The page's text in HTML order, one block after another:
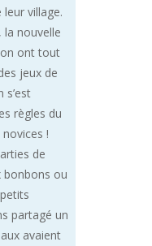
village.
nouvelle
ont tout
jeux de
s’est
règles du
!
de
bonbons ou
partagé un
avaient